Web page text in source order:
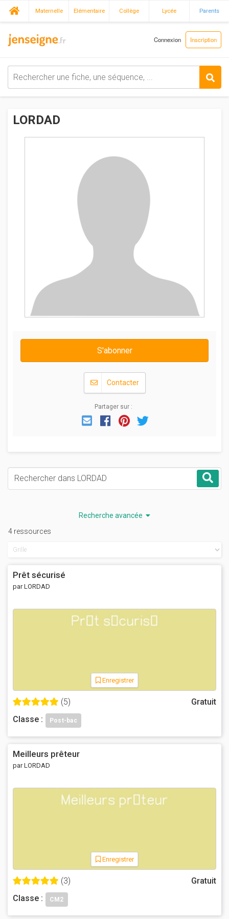
Maternelle Elémentaire Collège Lycée Parents
Connexion Inscription
LORDAD
S'abonner
Contacter
Partager sur :
EmailFacebook
Pinterest
Recherche avancée
4 ressources
Prêt sécurisé
par LORDAD
Enregistrer
(5)
Gratuit
Classe :
Post-bac
Meilleurs prêteur
par LORDAD
Enregistrer
(3)
Gratuit
Classe :
CM2